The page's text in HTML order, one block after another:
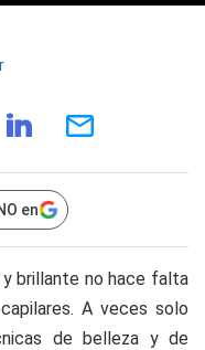
en
y brillante no hace falta
A veces solo
de belleza y de